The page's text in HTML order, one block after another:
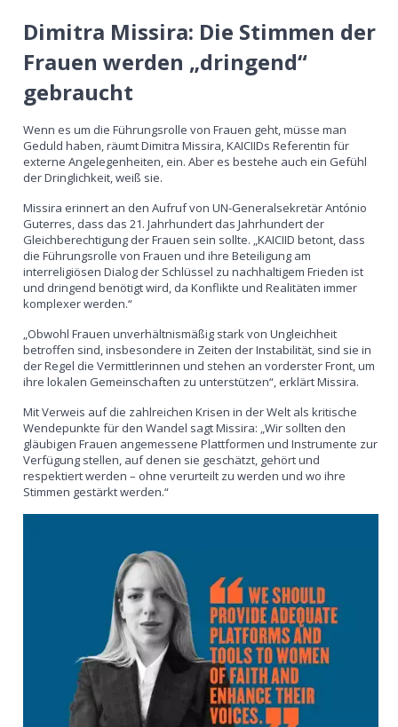
Dimitra Missira: Die Stimmen der
Frauen werden „dringend“
gebraucht
Wenn es um die Führungsrolle von Frauen geht, müsse man
Geduld haben, räumt Dimitra Missira, KAICIIDs Referentin für
externe Angelegenheiten, ein. Aber es bestehe auch ein Gefühl
der Dringlichkeit, weiß sie.
Missira erinnert an den Aufruf von UN-Generalsekretär António
Guterres, dass das 21. Jahrhundert das Jahrhundert der
Gleichberechtigung der Frauen sein sollte. „KAICIID betont, dass
die Führungsrolle von Frauen und ihre Beteiligung am
interreligiösen Dialog der Schlüssel zu nachhaltigem Frieden ist
und dringend benötigt wird, da Konflikte und Realitäten immer
komplexer werden.“
„Obwohl Frauen unverhältnismäßig stark von Ungleichheit
betroffen sind, insbesondere in Zeiten der Instabilität, sind sie in
der Regel die Vermittlerinnen und stehen an vorderster Front, um
ihre lokalen Gemeinschaften zu unterstützen“, erklärt Missira.
Mit Verweis auf die zahlreichen Krisen in der Welt als kritische
Wendepunkte für den Wandel sagt Missira: „Wir sollten den
gläubigen Frauen angemessene Plattformen und Instrumente zur
Verfügung stellen, auf denen sie geschätzt, gehört und
respektiert werden – ohne verurteilt zu werden und wo ihre
Stimmen gestärkt werden.“